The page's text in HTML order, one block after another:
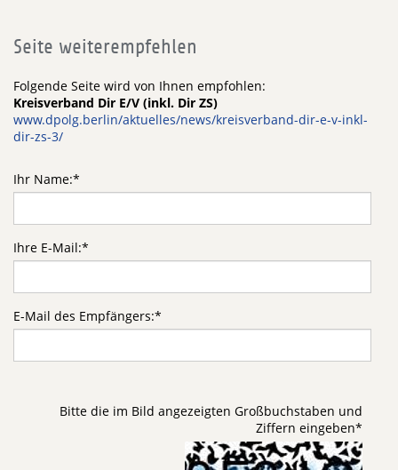
Seite weiterempfehlen
Folgende Seite wird von Ihnen empfohlen:
Kreisverband Dir E/V (inkl. Dir ZS)
www.dpolg.berlin/aktuelles/news/kreisverband-dir-e-v-inkl-
dir-zs-3/
Ihr Name:*
Ihre E-Mail:*
E-Mail des Empfängers:*
Bitte die im Bild angezeigten Großbuchstaben und
Ziffern eingeben*